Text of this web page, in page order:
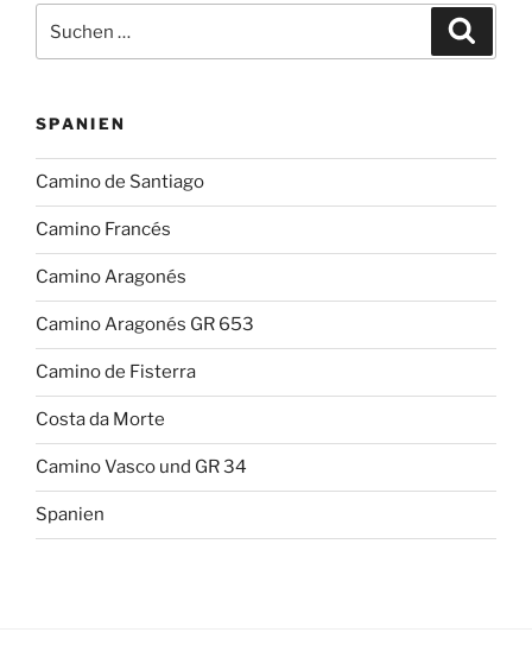
nach:
SPANIEN
Camino de Santiago
Camino Francés
Camino Aragonés
Camino Aragonés GR 653
Camino de Fisterra
Costa da Morte
Camino Vasco und GR 34
Spanien